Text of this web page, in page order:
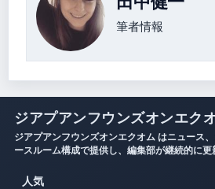
筆者情報
ジアプアンフウンズオンエク
ジアプアンフウンズオンエクオム はニュース
ースルーム構成で提供し、編集部が継続的に更
人気